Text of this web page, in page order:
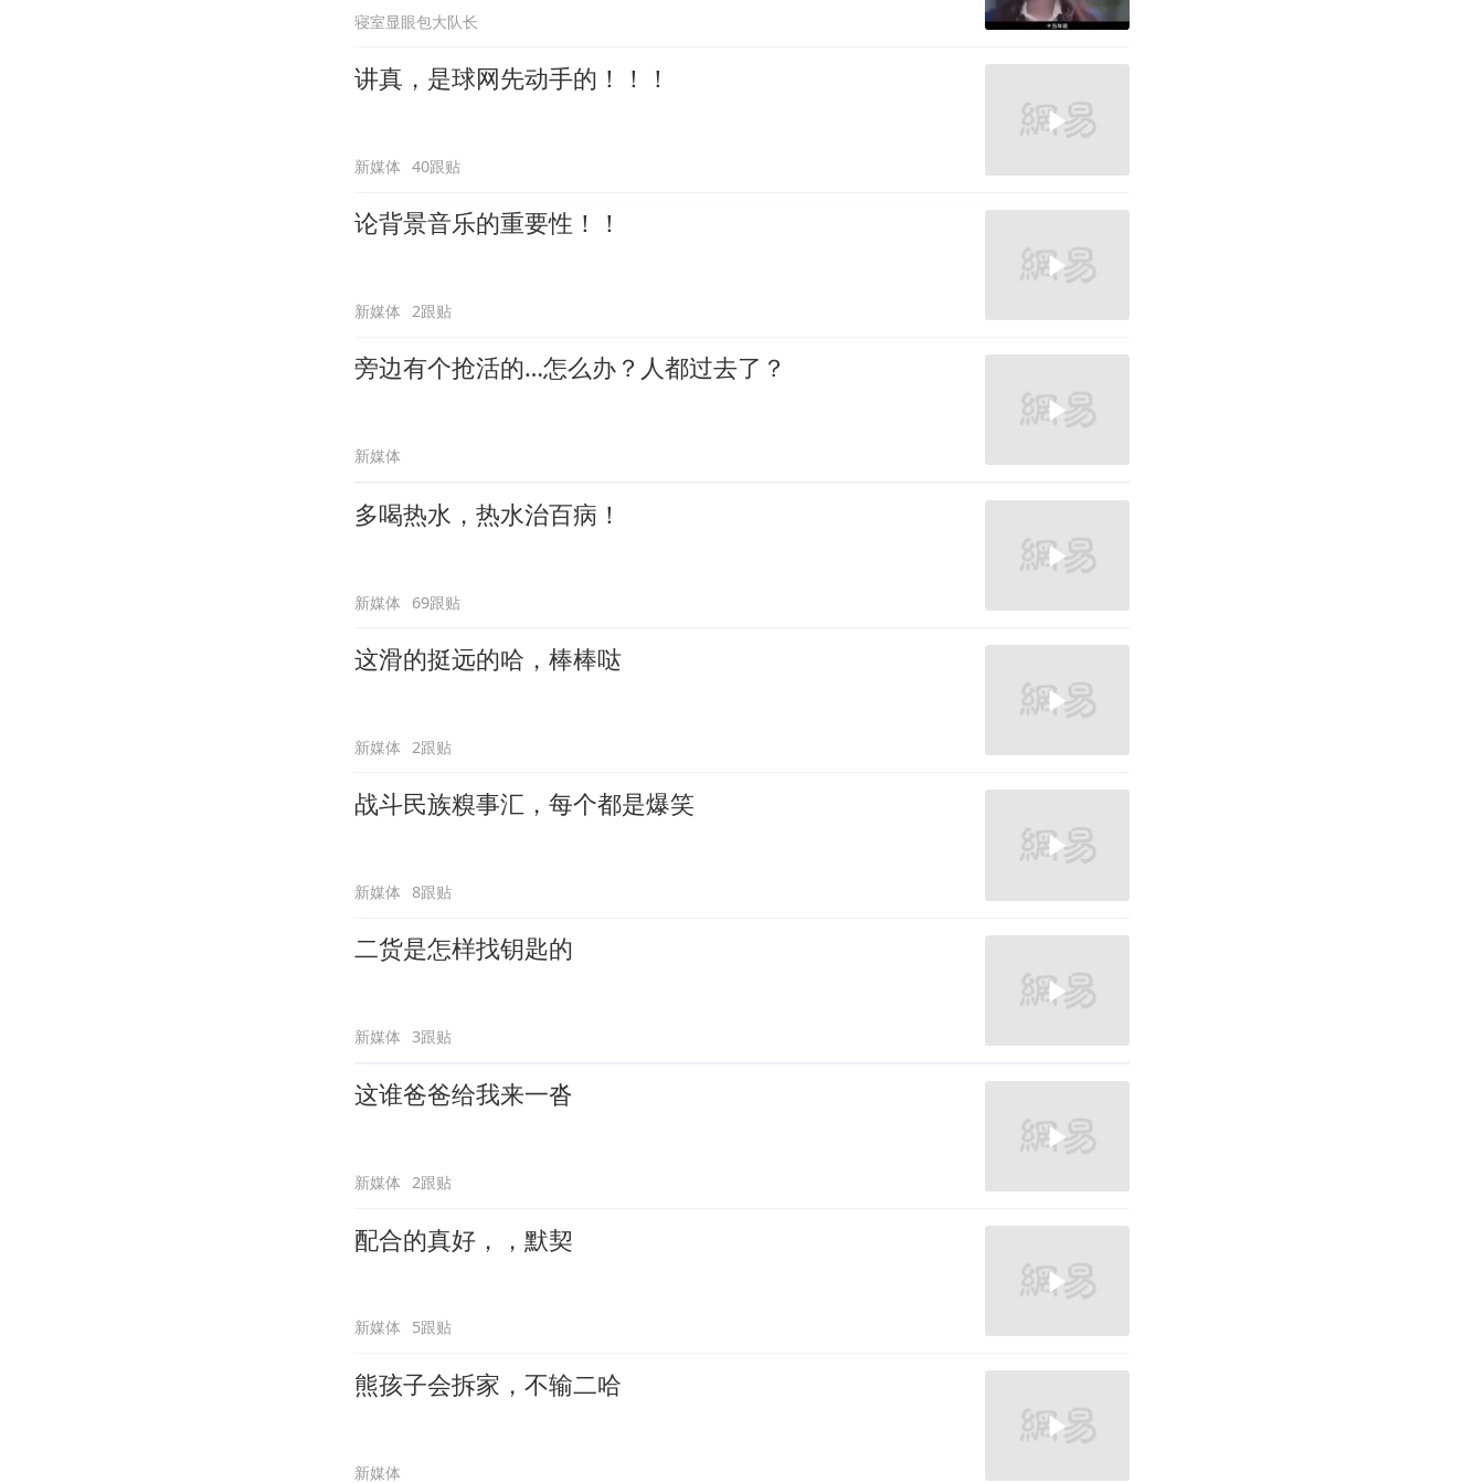
寝室显眼包大队长
讲真，是球网先动手的！！！
新媒体 40跟贴
论背景音乐的重要性！！
新媒体 2跟贴
旁边有个抢活的…怎么办？人都过去了？
新媒体
多喝热水，热水治百病！
新媒体 69跟贴
这滑的挺远的哈，棒棒哒
新媒体 2跟贴
战斗民族糗事汇，每个都是爆笑
新媒体 8跟贴
二货是怎样找钥匙的
新媒体 3跟贴
这谁爸爸给我来一沓
新媒体 2跟贴
配合的真好，，默契
新媒体 5跟贴
熊孩子会拆家，不输二哈
新媒体